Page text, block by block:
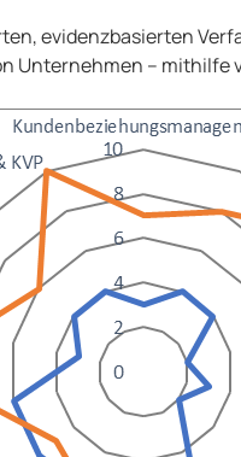
evidenzbasierten
Unternehmen –